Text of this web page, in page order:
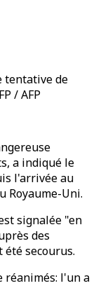
tentative de
/ AFP
a indiqué le
l'arrivée au
Royaume-Uni.
signalée "en
des
secourus.
réanimés: l'un a